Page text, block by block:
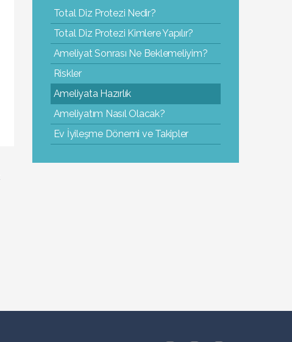
Total Diz Protezi Nedir?
Total Diz Protezi Kimlere Yapılır?
Ameliyat Sonrası Ne Beklemeliyim?
Riskler
Ameliyata Hazırlık
Ameliyatım Nasıl Olacak?
Ev İyileşme Dönemi ve Takipler